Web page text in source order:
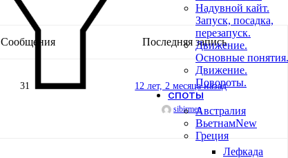
Надувной кайт.
Запуск, посадка,
перезапуск.
Движение.
Основные понятия.
Движение.
Повороты.
СПОТЫ
Австралия
ВьетнамNew
Греция
Лефкада
Сообщения Последняя запись
31 12 лет, 2 месяца назад
sibirmen